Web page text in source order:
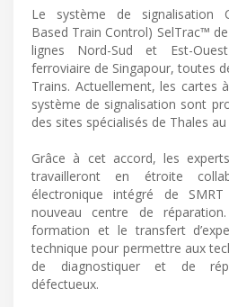
Le système de signalisation
Based Train Control) SelTrac™
lignes Nord-Sud et Est-
ferroviaire de Singapour, toutes
Trains. Actuellement, les cartes
système de signalisation sont
des sites spécialisés de Thales
Grâce à cet accord, les
travailleront en étroite
électronique intégré de
nouveau centre de
formation et le transfert
technique pour permettre aux
de diagnostiquer et de
défectueux.